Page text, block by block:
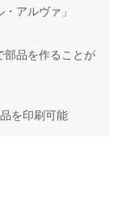
アルヴァ」
部品を作ることが
を印刷可能